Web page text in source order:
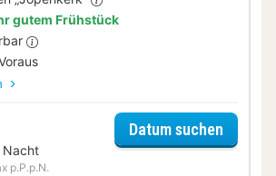
gutem Frühstück
Nacht
p.P.p.N.
Datum suchen